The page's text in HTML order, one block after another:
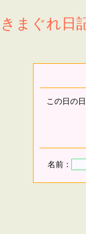
まぐれ日
この日の
名前：